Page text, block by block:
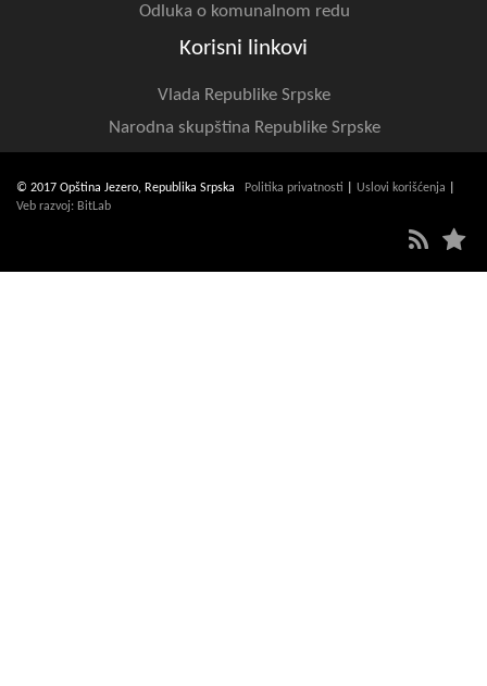
Odluka o komunalnom redu
Korisni linkovi
Vlada Republike Srpske
Narodna skupština Republike Srpske
© 2017 Opština Jezero, Republika Srpska Politika privatnosti Uslovi korišćenja
Veb razvoj: BitLab